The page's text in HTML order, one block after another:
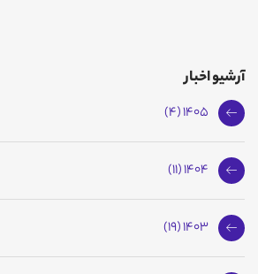
آرشیو اخبار
1405 (4)
1404 (11)
1403 (19)